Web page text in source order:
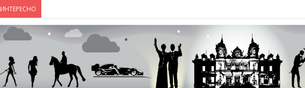
ИНТЕРЕСНО